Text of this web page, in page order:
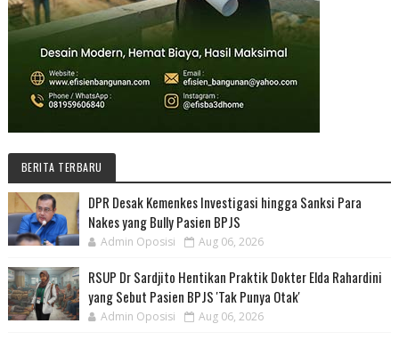
BERITA TERBARU
DPR Desak Kemenkes Investigasi hingga Sanksi Para
Nakes yang Bully Pasien BPJS
Admin Oposisi Aug 06, 2026
RSUP Dr Sardjito Hentikan Praktik Dokter Elda Rahardini
yang Sebut Pasien BPJS 'Tak Punya Otak'
Admin Oposisi Aug 06, 2026